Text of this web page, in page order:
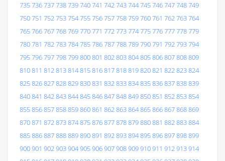
735736737738739740741 742743744745746747748749
750751 752753754755756757758759760761 762763764
765766767768769770771 772773774775776777778779
780781 782783784785786787788789790791 792793794
795796797798799800801 802803804805806807808809
810811 812813814815816817818819820821 822823824
825826827828829830831 832833834835836837838839
840841 842843844845846847848849850851 852853854
855856857858859860861 862863864865866867868869
870871 872873874875876877878879880881 882883884
885886887888889890891 892893894895896897898899
900901 902903904905906907908909910911 912913914